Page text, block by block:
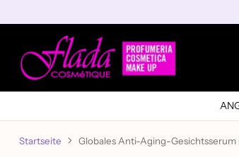
Startseite Globales Anti-Aging-